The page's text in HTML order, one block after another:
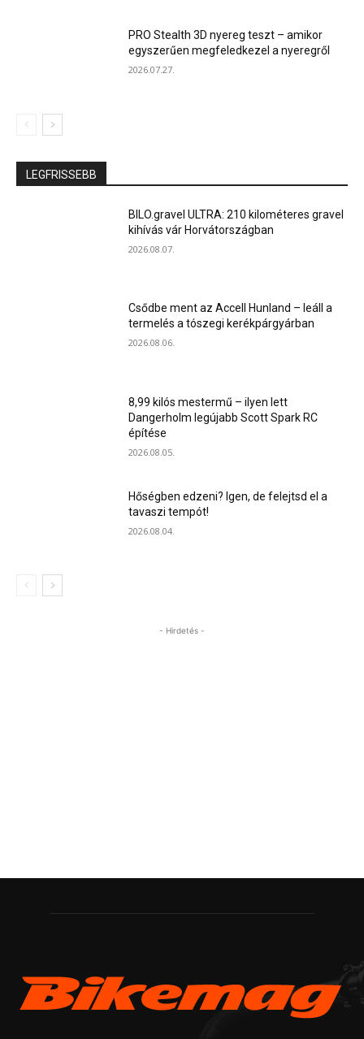
PRO Stealth 3D nyereg teszt – amikor
egyszerűen megfeledkezel a nyeregről
2026.07.27.
LEGFRISSEBB
BILO.gravel ULTRA: 210 kilométeres gravel
kihívás vár Horvátországban
2026.08.07.
Csődbe ment az Accell Hunland – leáll a
termelés a tószegi kerékpárgyárban
2026.08.06.
8,99 kilós mestermű – ilyen lett
Dangerholm legújabb Scott Spark RC
építése
2026.08.05.
Hőségben edzeni? Igen, de felejtsd el a
tavaszi tempót!
2026.08.04.
- Hirdetés -